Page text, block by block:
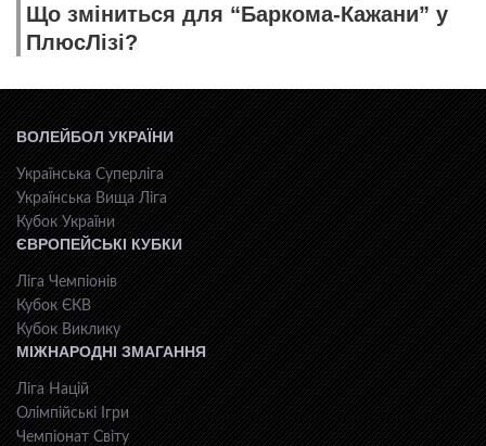
Що зміниться для “Баркома-Кажани” у
ПлюсЛізі?
ВОЛЕЙБОЛ УКРАЇНИ
Українська Суперліга
Українська Вища Ліга
Кубок України
ЄВРОПЕЙСЬКІ КУБКИ
Ліга Чемпіонів
Кубок ЄКВ
Кубок Виклику
МІЖНАРОДНІ ЗМАГАННЯ
Ліга Націй
Олімпійські Ігри
Чемпіонат Світу